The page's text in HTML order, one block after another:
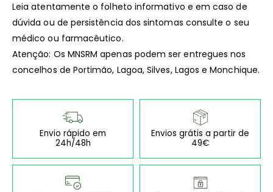
Leia atentamente o folheto informativo e em caso de
dúvida ou de persistência dos sintomas consulte o seu
médico ou farmacêutico.
Atenção: Os MNSRM apenas podem ser entregues nos
concelhos de Portimão, Lagoa, Silves, Lagos e Monchique.
Envio rápido em
24h/48h
Envios grátis a partir de
49€